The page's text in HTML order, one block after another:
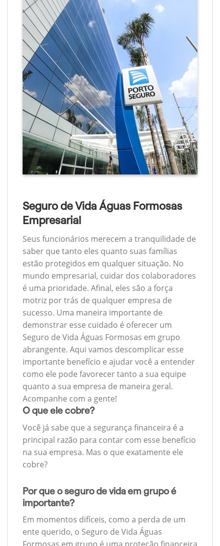
Seguro de Vida Águas Formosas
Empresarial
Seus funcionários merecem a tranquilidade de
saber que tanto eles quanto suas famílias
estão protegidos em qualquer situação. No
mundo empresarial, cuidar dos colaboradores
é uma prioridade. Afinal, eles são a força
motriz por trás de qualquer empresa de
sucesso. Uma maneira importante de
demonstrar esse cuidado é oferecer um
Seguro de Vida Águas Formosas em grupo
abrangente. Aqui vamos descomplicar esse
importante benefício e ajudar você a entender
como ele pode favorecer tanto a sua equipe
quanto a sua empresa de maneira geral.
Acompanhe com a gente!
O que ele cobre?
Você já sabe que a segurança financeira é a
principal razão para contar com esse benefício
na sua empresa. Mas o que exatamente ele
cobre?
Por que o seguro de vida em grupo é
importante?
Em momentos difíceis, como a perda de um
ente querido, o Seguro de Vida Águas